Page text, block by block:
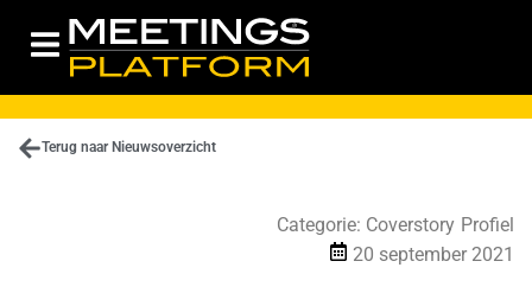
Terug naar Nieuwsoverzicht
Categorie: Coverstory Profiel
20 september 2021